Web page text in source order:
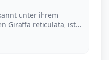
unter ihrem
Giraffa reticulata, ist